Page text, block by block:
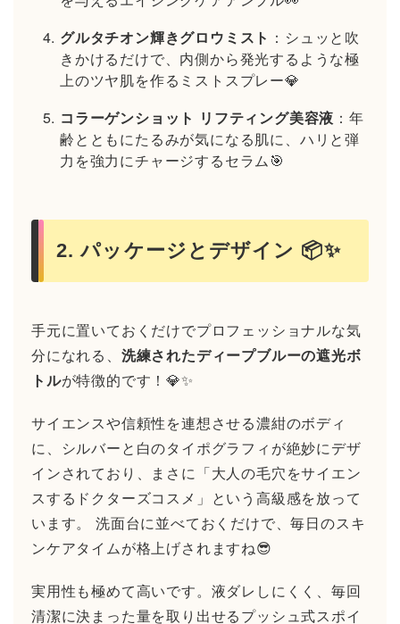
グルタチオン輝きグロウミスト ：シュッと吹
きかけるだけで、内側から発光するような極
上のツヤ肌を作るミストスプレー💎
コラーゲンショット リフティング美容液 ：年
齢とともにたるみが気になる肌に、ハリと弾
力を強力にチャージするセラム🎯
2. パッケージとデザイン 📦✨
手元に置いておくだけでプロフェッショナルな気
分になれる、 洗練されたディープブルーの遮光ボ
トルが特徴的です！💎✨
サイエンスや信頼性を連想させる濃紺のボディ
に、シルバーと白のタイポグラフィが絶妙にデザ
インされており、まさに「大人の毛穴をサイエン
スするドクターズコスメ」という高級感を放って
います。 洗面台に並べておくだけで、毎日のスキ
ンケアタイムが格上げされますね😎
実用性も極めて高いです。液ダレしにくく、毎回
清潔に決まった量を取り出せるプッシュ式スポイ